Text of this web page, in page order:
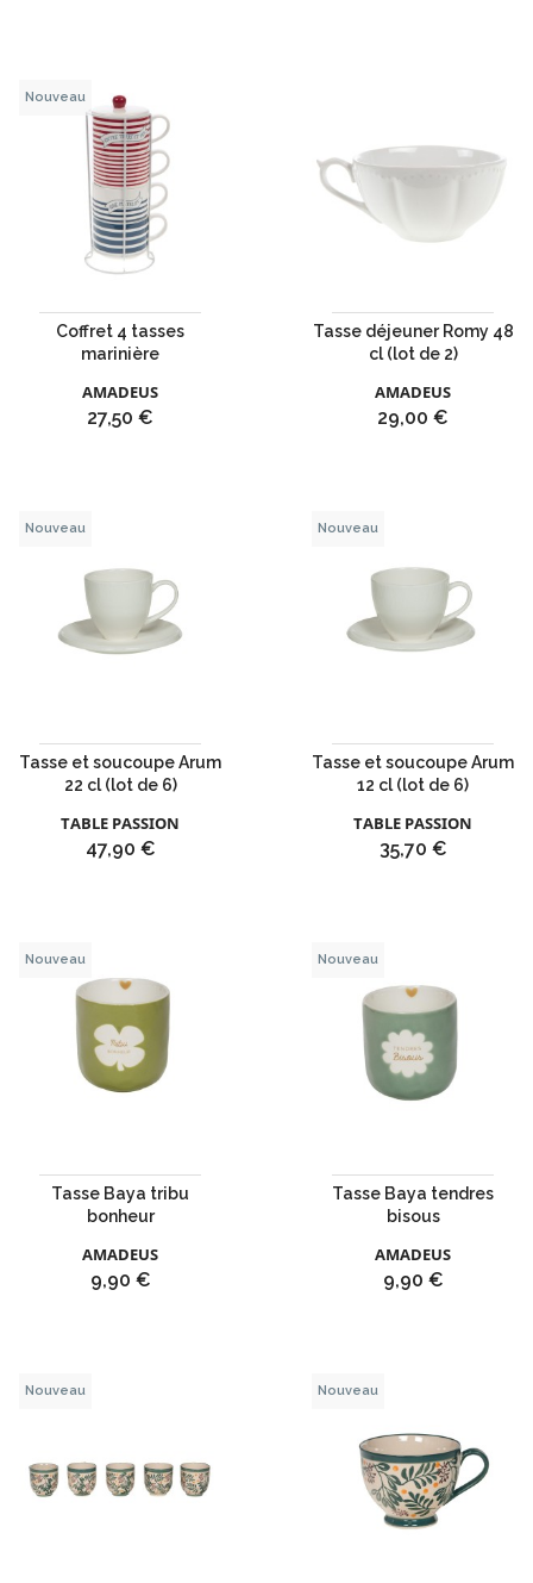
Coffret 4 tasses
marinière
AMADEUS
Prix
27,50 €
Nouveau
Tasse déjeuner Romy 48
cl (lot de 2)
AMADEUS
Prix
29,00 €
Tasse et soucoupe Arum
22 cl (lot de 6)
TABLE PASSION
Prix
47,90 €
Nouveau
Tasse et soucoupe Arum
12 cl (lot de 6)
TABLE PASSION
Prix
35,70 €
Nouveau
Tasse Baya tribu
bonheur
AMADEUS
Prix
9,90 €
Nouveau
Tasse Baya tendres
bisous
AMADEUS
Prix
9,90 €
Nouveau
Nouveau Nouveau